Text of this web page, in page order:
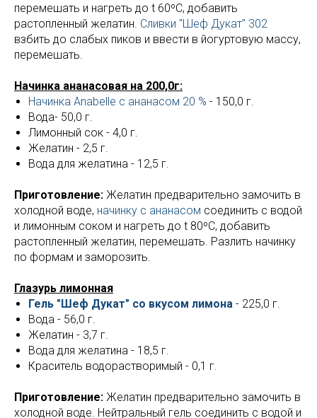
перемешать и нагреть до t 60ºС, добавить
растопленный желатин. Сливки "Шеф Дукат" 302
взбить до слабых пиков и ввести в йогуртовую массу,
перемешать.
Начинка ананасовая на 200,0г:
Начинка Аnabelle с ананасом 20 % - 150,0 г.
Вода- 50,0 г.
Лимонный сок - 4,0 г.
Желатин - 2,5 г.
Вода для желатина - 12,5 г.
Приготовление: Желатин предварительно замочить в
холодной воде, начинку с ананасом соединить с водой
и лимонным соком и нагреть до t 80ºС, добавить
растопленный желатин, перемешать. Разлить начинку
по формам и заморозить.
Глазурь лимонная
Гель "Шеф Дукат" со вкусом лимона - 225,0 г.
Вода - 56,0 г.
Желатин - 3,7 г.
Вода для желатина - 18,5 г.
Краситель водорастворимый - 0,1 г.
Приготовление: Желатин предварительно замочить в
холодной воде. Нейтральный гель соединить с водой и